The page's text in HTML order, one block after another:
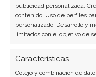
publicidad personalizada,
contenido, Uso de perfiles
personalizado, Desarrollo y
limitados con el objetivo de
Características
Cotejo y combinación de